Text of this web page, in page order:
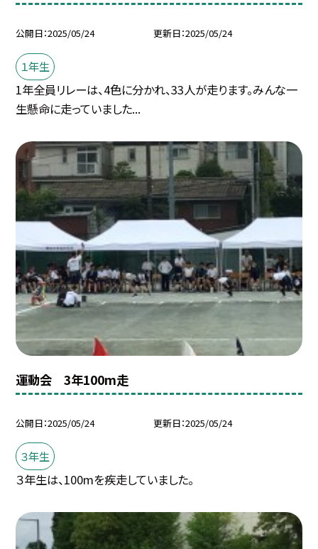
公開日 2025/05/24 更新日 2025/05/24
１年生
1年全員リレーは、4色に分かれ、33人が走ります。みんな一
生懸命に走っていました...
運動会 3年100m走
公開日 2025/05/24 更新日 2025/05/24
３年生
３年生は、100mを疾走していました。